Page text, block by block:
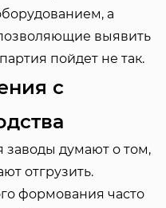
а
выявить
пойдет не так.
с
думают о том,
отгрузить.
формования часто